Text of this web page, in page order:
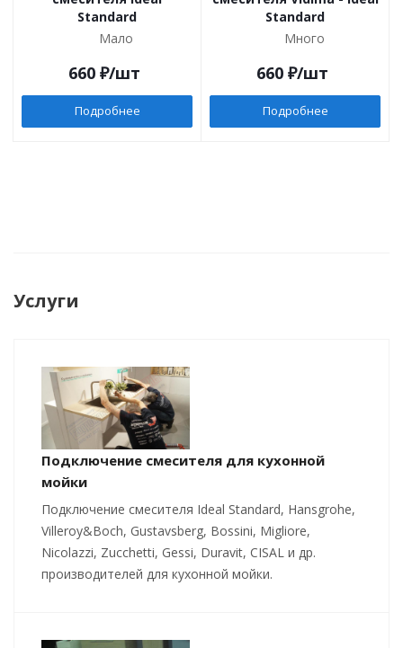
Standard
Мало
660₽/шт
Подробнее
Standard
Много
660₽/шт
Подробнее
Услуги
Подключение смесителя для кухонной
мойки
Подключение смесителя Ideal Standard, Hansgrohe,
Villeroy&Boch, Gustavsberg, Bossini, Migliore,
Nicolazzi, Zucchetti, Gessi, Duravit, CISAL и др.
производителей для кухонной мойки.